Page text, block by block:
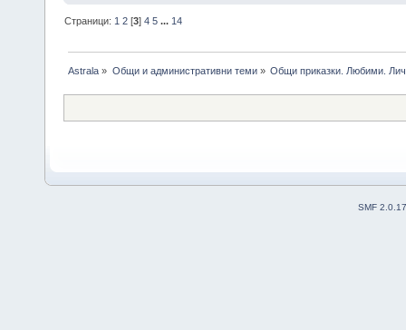
Страници: 1 2 [3]4 5 ... 14
Astrala » Общи и административни теми» Общи приказки. Любими.
SMF 2.0.17